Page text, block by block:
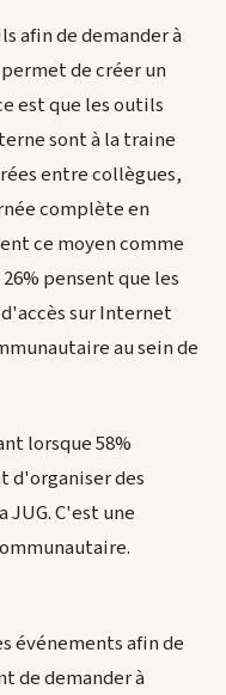
afin de demander à
de créer un
est que les outils
sont à la traine
entre collègues,
complète en
ce moyen comme
pensent que les
sur Internet
au sein de
lorsque 58%
d'organiser des
C'est une
événements afin de
de demander à